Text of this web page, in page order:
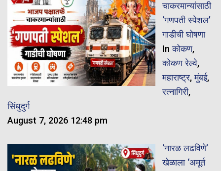
चाकरमान्यांसाठी
‘गणपती स्पेशल’
गाडीची घोषणा
Inकोकण,
कोकण रेल्वे,
महाराष्ट्र,मुंबई,
रत्नागिरी,
सिंधुदुर्ग
August 7, 2026 12:48 pm
‘नारळ लढविणे’
खेळाला ‘अमूर्त